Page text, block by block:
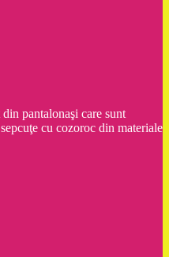
pantalonaşi care sunt
cu cozoroc din materiale